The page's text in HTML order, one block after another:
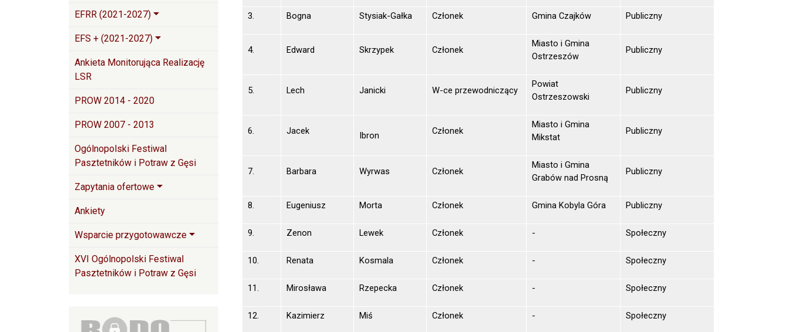
3. Bogna Stysiak-Gałka Członek Gmina Czajków Publiczny
4. Edward Skrzypek Członek
Miasto i Gmina
Ostrzeszów
Publiczny
5. Lech Janicki W-ce przewodniczący
Powiat
Ostrzeszowski
Publiczny
6. Jacek Ibron Członek
Miasto i Gmina
Mikstat
Publiczny
7. Barbara Wyrwas Członek
Miasto i Gmina
Grabów nad Prosną
Publiczny
8. Eugeniusz Morta Członek Gmina Kobyla Góra Publiczny
9. Zenon Lewek Członek - Społeczny
10. Renata Kosmala Członek - Społeczny
11. Mirosława Rzepecka Członek - Społeczny
12. Kazimierz Miś Członek - Społeczny
EFRR (2021-2027)
EFS + (2021-2027)
Ankieta Monitorująca Realizację
LSR
PROW 2014 - 2020
PROW 2007 - 2013
Ogólnopolski Festiwal
Pasztetników i Potraw z Gęsi
Zapytania ofertowe
Ankiety
Wsparcie przygotowawcze
XVI Ogólnopolski Festiwal
Pasztetników i Potraw z Gęsi